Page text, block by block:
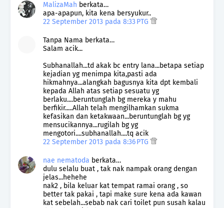
MalizaMah berkata…
apa-apapun, kita kena bersyukur..
22 September 2013 pada 8:33 PTG
Tanpa Nama berkata…
Salam acik...
Subhanallah...td akak bc entry lana...betapa setiap
kejadian yg menimpa kita,pasti ada
hikmahnya...alangkah bagusnya kita dpt kembali
kepada Allah atas setiap sesuatu yg
berlaku....beruntunglah bg mereka y mahu
berfikir.....Allah telah mengilhamkan sukma
kefasikan dan ketakwaan...beruntunglah bg yg
mensucikannya...rugilah bg yg
mengotori....subhanallah....tq acik
22 September 2013 pada 8:36 PTG
nae nematoda berkata…
dulu selalu buat , tak nak nampak orang dengan
jelas...hehehe
nak2 , bila keluar kat tempat ramai orang , so
better tak pakai , tapi make sure kena ada kawan
kat sebelah...sebab nak cari toilet pun susah kalau